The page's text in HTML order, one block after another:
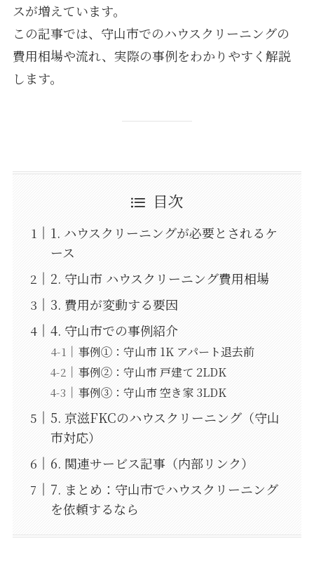
スが増えています。
この記事では、守山市でのハウスクリーニングの
費用相場や流れ、実際の事例をわかりやすく解説
します。
目次
1. ハウスクリーニングが必要とされるケ
ース
2. 守山市 ハウスクリーニング費用相場
3. 費用が変動する要因
4. 守山市での事例紹介
事例①：守山市 1K アパート退去前
事例②：守山市 戸建て 2LDK
事例③：守山市 空き家 3LDK
5. 京滋FKCのハウスクリーニング（守山
市対応）
6. 関連サービス記事（内部リンク）
7. まとめ：守山市でハウスクリーニング
を依頼するなら